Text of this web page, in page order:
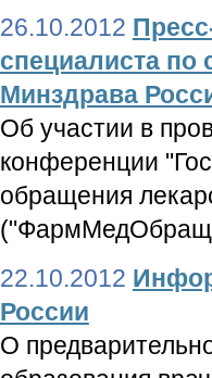
26.10.2012
специалиста по
Минздрава
Об участии в
конференции
обращения
22.10.2012
России
О